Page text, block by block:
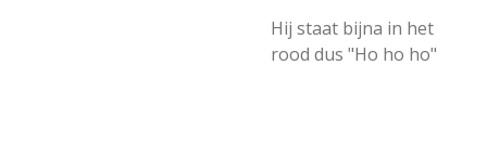
Hij staat bijna in het
rood dus "Ho ho ho"